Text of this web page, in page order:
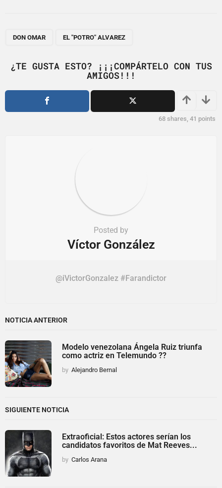
a
i
DON OMAR EL "POTRO" ALVAREZ
¿TE GUSTA ESTO? ¡¡¡COMPÁRTELO CON TUS
AMIGOS!!!
68 shares, 41 points
Posted by
Víctor González
@iVictorGonzalez #Farandictor
NOTICIA ANTERIOR
Modelo venezolana Ángela Ruiz triunfa
como actriz en Telemundo ??
by Alejandro Bernal
SIGUIENTE NOTICIA
Extraoficial: Estos actores serían los
candidatos favoritos de Mat Reeves...
by Carlos Arana